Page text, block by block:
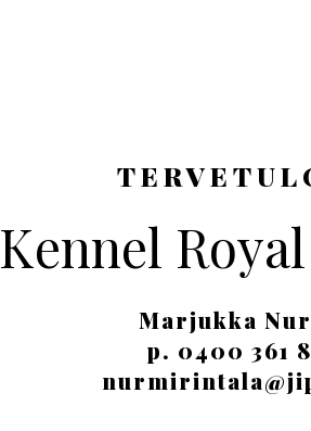
Kennel
Marjukka
p. 0400 361